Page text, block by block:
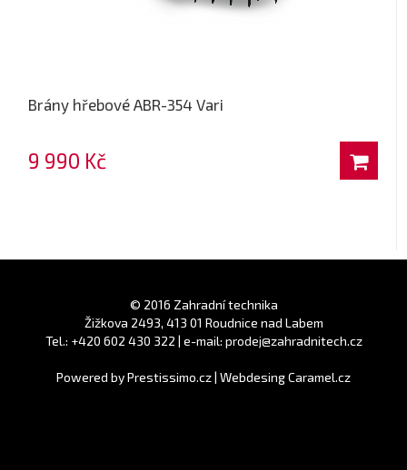
Brány hřebové ABR-354 Vari
9 990 Kč
© 2016 Zahradní technika
Žižkova 2493, 413 01 Roudnice nad Labem
Tel.: +420 602 430 322 | e-mail: prodej@zahradnitech.cz
Powered byPrestissimo.cz| Webdesing Caramel.cz